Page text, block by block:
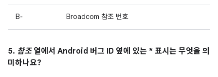
B- Broadcom 참조 번호
5. 참조열에서 Android 버그 ID 옆에 있는 * 표시는 무엇을 의
미하나요?